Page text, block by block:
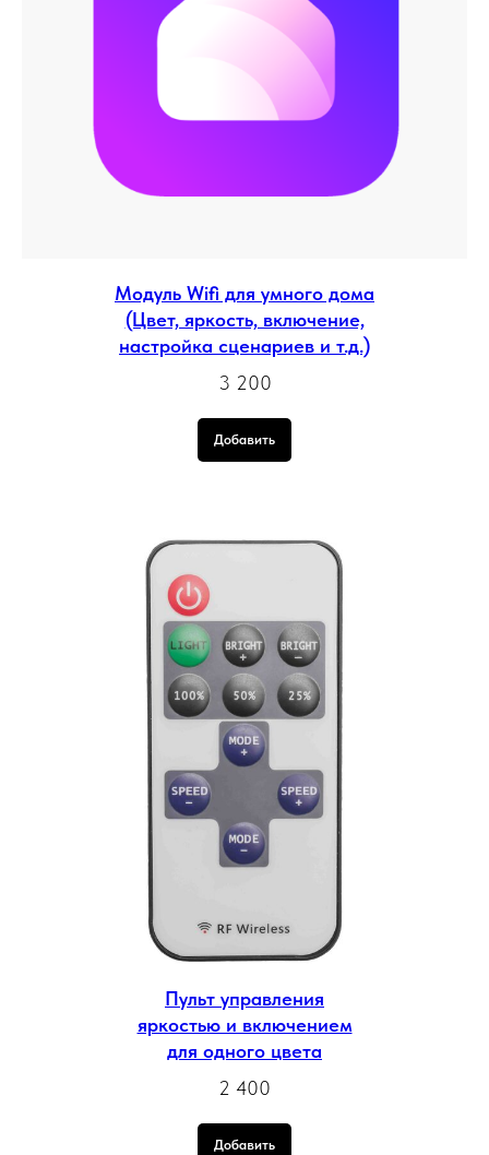
Модуль Wifi для умного дома
(Цвет, яркость, включение,
настройка сценариев и т.д.)
3 200
Добавить
Пульт управления
яркостью и включением
для одного цвета
2 400
Добавить